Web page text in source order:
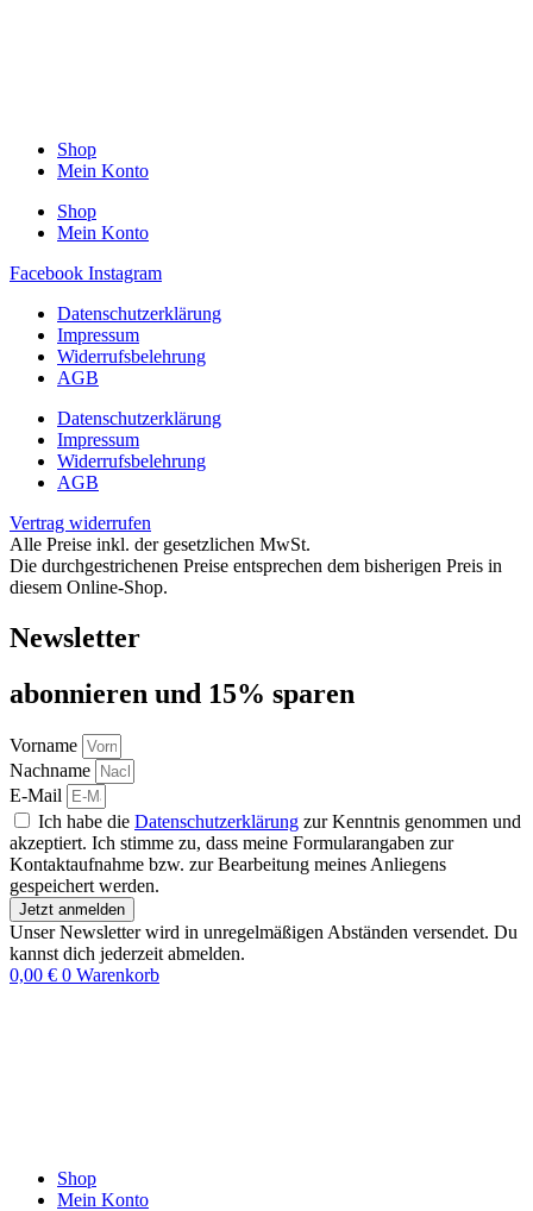
Shop
Mein Konto
Shop
Mein Konto
Facebook Instagram
Datenschutzerklärung
Impressum
Widerrufsbelehrung
AGB
Datenschutzerklärung
Impressum
Widerrufsbelehrung
AGB
Vertrag widerrufen
Alle Preise inkl. der gesetzlichen MwSt.
Die durchgestrichenen Preise entsprechen dem bisherigen Preis in
diesem Online-Shop.
Newsletter
abon­nie­ren und 15% sparen
Vorname
Nachname
E-Mail
Ich habe die Datenschutzerklärung zur Kenntnis genommen und
akzeptiert. Ich stimme zu, dass meine Formularangaben zur
Kontaktaufnahme bzw. zur Bearbeitung meines Anliegens
gespeichert werden.
Jetzt anmelden
Unser Newsletter wird in unregelmäßigen Abständen versendet. Du
kannst dich jederzeit abmelden.
0,00 € 0 Warenkorb
Shop
Mein Konto